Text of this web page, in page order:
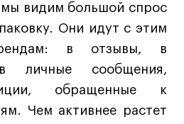
видим большой спрос
Они идут с этим
в отзывы, в
личные сообщения,
обращенные к
Чем активнее растет